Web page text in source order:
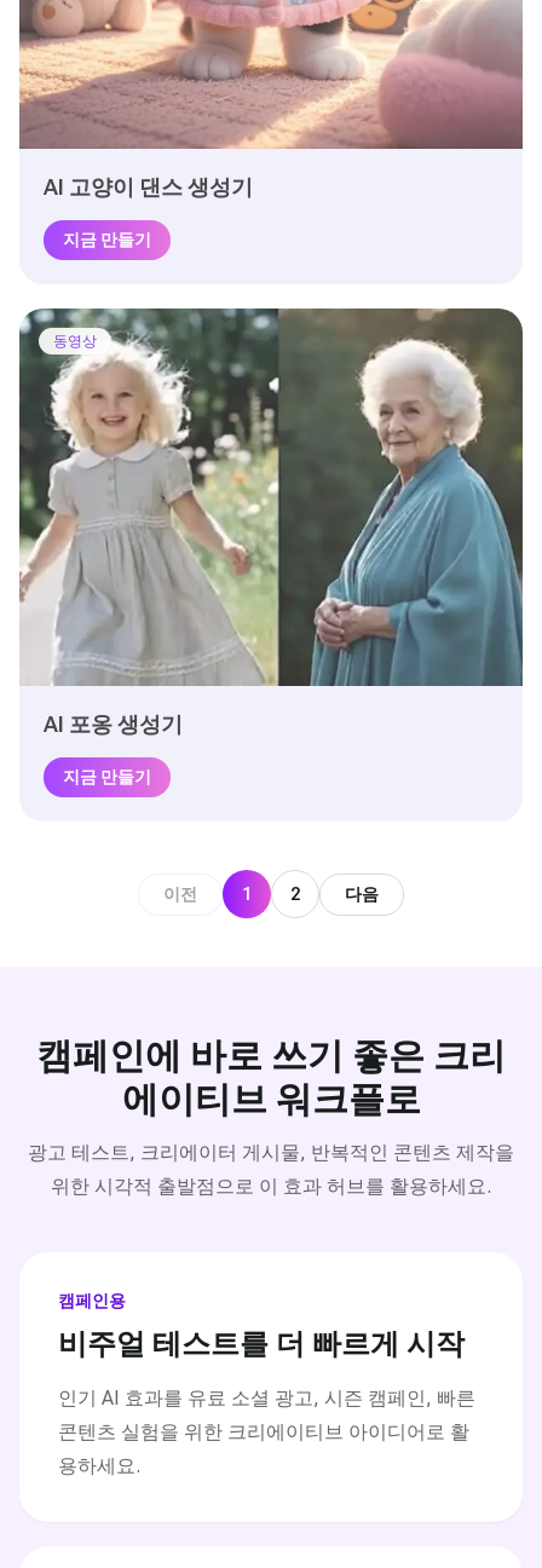
AI 고양이 댄스 생성기
지금 만들기
동영상
AI 포옹 생성기
지금 만들기
이전 1 2 다음
캠페인에 바로 쓰기 좋은 크리
에이티브 워크플로
광고 테스트, 크리에이터 게시물, 반복적인 콘텐츠 제작을
위한 시각적 출발점으로 이 효과 허브를 활용하세요.
캠페인용
비주얼 테스트를 더 빠르게 시작
인기 AI 효과를 유료 소셜 광고, 시즌 캠페인, 빠른
콘텐츠 실험을 위한 크리에이티브 아이디어로 활
용하세요.